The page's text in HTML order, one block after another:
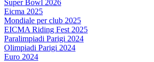
Super Bowl 2026
Eicma 2025
Mondiale per club 2025
EICMA Riding Fest 2025
Paralimpiadi Parigi 2024
Olimpiadi Parigi 2024
Euro 2024